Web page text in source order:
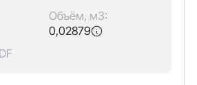
Объём, м3:
0,02879